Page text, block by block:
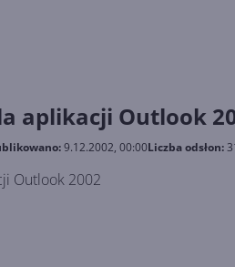
aplikacji Outlook
9.12.2002, 00:00Liczba odsłon:
Outlook 2002